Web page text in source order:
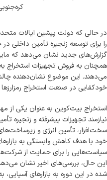
در حالی که دولت پیشین ایالات
را برای توسعه زنجیره تأمین داخلی
گزارش‌های جدید نشان می‌دهد که
همچنان به فروش تجهیزات استخراج
می‌دهند. این موضوع نشان‌دهنده
خودکفایی در صنعت استخراج
استخراج بیت‌کوین به عنوان یکی از
نیازمند تجهیزات پیشرفته و زنجیره
سخت‌افزار، تأمین انرژی و
خود با هدف کاهش وابستگی به
سیاست‌هایی را برای حمایت از
این حال، بررسی‌های اخیر نشان
شده در این دوره به بازارهای آسیایی،